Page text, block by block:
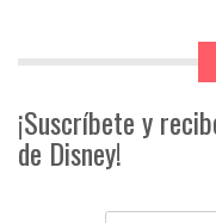
¡Suscríbete y
de Disney!